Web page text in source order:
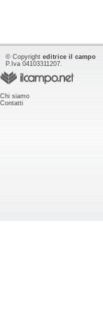
© Copyright editrice il campo
P.Iva 04103311207.
Chi siamo
Contatti